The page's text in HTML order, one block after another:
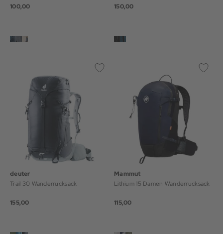
100,00 150,00
deuter
Trail 30 Wanderrucksack
155,00
Mammut
Lithium 15 Damen Wanderrucksack
115,00